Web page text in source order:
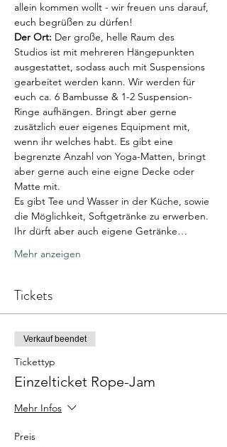
allein kommen wollt - wir freuen uns darauf,
euch begrüßen zu dürfen!
Der Ort: Der große, helle Raum des
Studios ist mit mehreren Hängepunkten
ausgestattet, sodass auch mit Suspensions
gearbeitet werden kann. Wir werden für
euch ca. 6 Bambusse & 1-2 Suspension-
Ringe aufhängen. Bringt aber gerne
zusätzlich euer eigenes Equipment mit,
wenn ihr welches habt. Es gibt eine
begrenzte Anzahl von Yoga-Matten, bringt
aber gerne auch eine eigne Decke oder
Matte mit.
Es gibt Tee und Wasser in der Küche, sowie
die Möglichkeit, Softgetränke zu erwerben.
Ihr dürft aber auch eigene Getränke…
Mehr anzeigen
Tickets
Verkauf beendet
Tickettyp
Einzelticket Rope-Jam
Mehr Infos
Preis